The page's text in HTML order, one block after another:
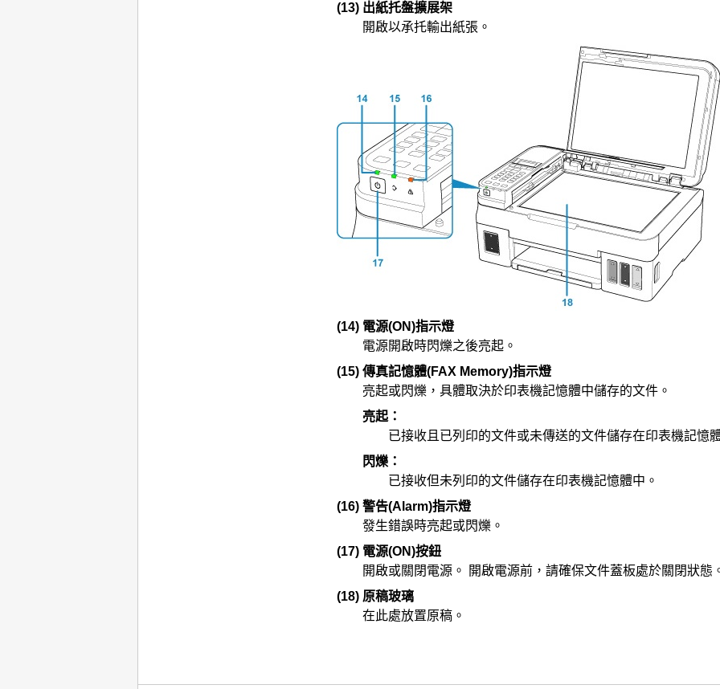
(13) 出紙托盤擴展架
開啟以承托輸出紙張。
(14) 電源(ON)指示燈
電源開啟時閃爍之後亮起。
(15) 傳真記憶體(FAX Memory)指示燈
亮起或閃爍，具體取決於印表機記憶體中儲存的文件。
亮起：
已接收且已列印的文件或未傳送的文件儲存在印表機記憶
閃爍：
已接收但未列印的文件儲存在印表機記憶體中。
(16) 警告(Alarm)指示燈
發生錯誤時亮起或閃爍。
(17) 電源(ON)按鈕
開啟或關閉電源。
開啟電源前，請確保文件蓋板處於關閉狀態
(18) 原稿玻璃
在此處放置原稿。